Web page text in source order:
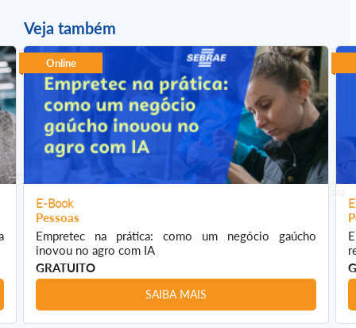
Veja também
Online
E-Book
Pessoas
Empretec na prática: como um negócio gaúcho
inovou no agro com IA
GRATUITO
SAIBA MAIS